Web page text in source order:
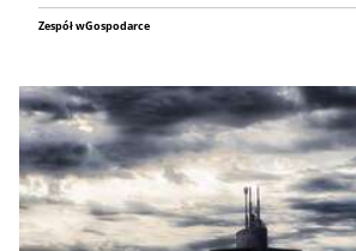
Zespół wGospodarce